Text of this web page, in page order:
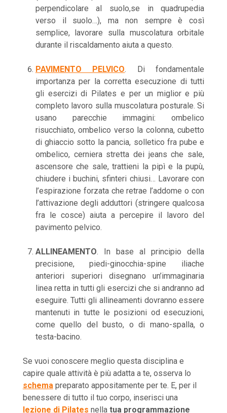
perpendicolare al suolo,se in quadrupedia
verso il suolo…), ma non sempre è così
semplice, lavorare sulla muscolatura orbitale
durante il riscaldamento aiuta a questo.
PAVIMENTO PELVICO. Di fondamentale
importanza per la corretta esecuzione di tutti
gli esercizi di Pilates e per un miglior e più
completo lavoro sulla muscolatura posturale. Si
usano parecchie immagini: ombelico
risucchiato, ombelico verso la colonna, cubetto
di ghiaccio sotto la pancia, solletico fra pube e
ombelico, cerniera stretta dei jeans che sale,
ascensore che sale, trattieni la pipì e la pupù,
chiudere i buchini, sfinteri chiusi… Lavorare con
l’espirazione forzata che retrae l’addome o con
l’attivazione degli adduttori (stringere qualcosa
fra le cosce) aiuta a percepire il lavoro del
pavimento pelvico.
ALLINEAMENTO. In base al principio della
precisione, piedi-ginocchia-spine iliache
anteriori superiori disegnano un’immaginaria
linea retta in tutti gli esercizi che si andranno ad
eseguire. Tutti gli allineamenti dovranno essere
mantenuti in tutte le posizioni od esecuzioni,
come quello del busto, o di mano-spalla, o
testa-bacino.
Se vuoi conoscere meglio questa disciplina e
capire quale attività è più adatta a te, osserva lo
schemapreparato appositamente per te. E, per il
benessere di tutto il tuo corpo, inserisci una
lezione di Pilates nellatua programmazione